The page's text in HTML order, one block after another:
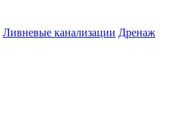
Ливневые канализации Дренаж